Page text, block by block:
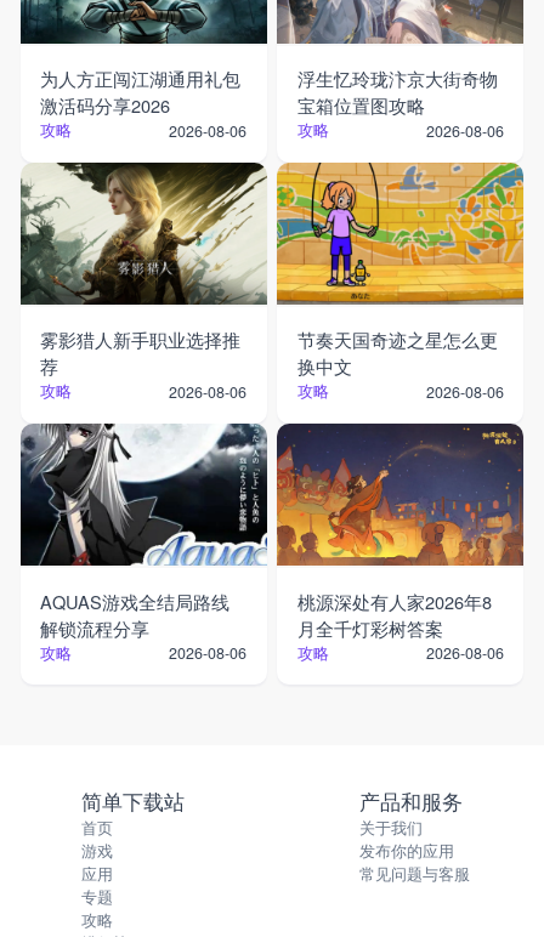
为人方正闯江湖通用礼包
激活码分享2026
攻略 2026-08-06
浮生忆玲珑汴京大街奇物
宝箱位置图攻略
攻略 2026-08-06
雾影猎人新手职业选择推
荐
攻略 2026-08-06
节奏天国奇迹之星怎么更
换中文
攻略 2026-08-06
AQUAS游戏全结局路线
解锁流程分享
攻略 2026-08-06
桃源深处有人家2026年8
月全千灯彩树答案
攻略 2026-08-06
简单下载站
首页
游戏
应用
专题
攻略
产品和服务
关于我们
发布你的应用
常见问题与客服